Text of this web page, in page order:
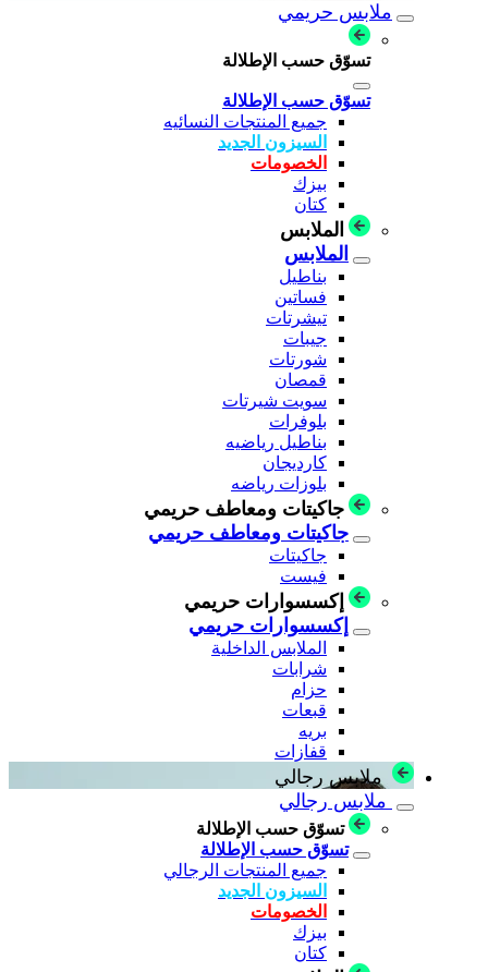
ملابس حريمي
تسوّق حسب الإطلالة
تسوّق حسب الإطلالة
جميع المنتجات النسائيه
السيزون الجديد
الخصومات
بيزك
كتان
الملابس
الملابس
بناطيل
فساتين
تيشرتات
جيبات
شورتات
قمصان
سويت شيرتات
بلوفرات
بناطيل رياضيه
كارديجان
بلوزات رياضه
جاكيتات ومعاطف حريمي
جاكيتات ومعاطف حريمي
جاكيتات
فيست
إكسسوارات حريمي
إكسسوارات حريمي
الملابس الداخلية
شرابات
حزام
قبعات
بريه
قفازات
ملابس رجالي
ملابس رجالي
تسوّق حسب الإطلالة
تسوّق حسب الإطلالة
جميع المنتجات الرجالي
السيزون الجديد
الخصومات
بيزك
كتان